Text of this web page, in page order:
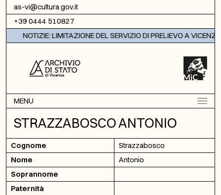
Vai al contenuto
as-vi@cultura.gov.it
+39 0444 510827
NOTIZIE: LIMITAZIONE DEL SERVIZIO DI PRELIEVO A VICENZA
MENU
STRAZZABOSCO ANTONIO
Cognome
Strazzabosco
Nome
Antonio
Soprannome
Paternità